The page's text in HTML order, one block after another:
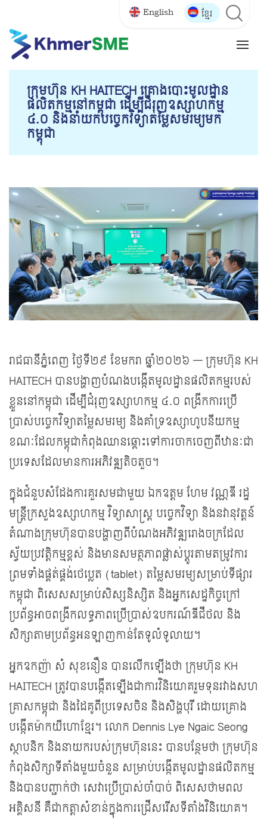
English ខ្មែរ
ក្រុមហ៊ុន KH HAITECH គ្រោងបោះមូលដ្ឋាន
ផលិតកម្មនៅកម្ពុជា ដើម្បីជំរុញឧស្សាហកម្ម
៤.០ និងនាំយកបច្ចេកវិទ្យាតម្លៃសមរម្យមក
កម្ពុជា
រាជធានីភ្នំពេញ ថ្ងៃទី២៩ ខែមករា ឆ្នាំ២០២៦ — ក្រុមហ៊ុន KH
HAITECH បានបង្ហាញបំណងបង្កើតមូលដ្ឋានផលិតកម្មរបស់
ខ្លួននៅកម្ពុជា ដើម្បីជំរុញឧស្សាហកម្ម ៤.០ ពង្រីកការប្រើ
ប្រាស់បច្ចេកវិទ្យាតម្លៃសមរម្យ និងគាំទ្រឧស្សាហូបនីយកម្ម
ខណៈដែលកម្ពុជាកំពុងឈានឆ្ពោះទៅការចាកចេញពីឋានៈជា
ប្រទេសដែលមានការអភិវឌ្ឍតិចតួច។
ក្នុងជំនួបសំដែងការគួរសមជាមួយ ឯកឧត្តម ហែម វណ្ណឌី រដ្ឋ
មន្ត្រីក្រសួងឧស្សាហកម្ម វិទ្យាសាស្ត្រ បច្ចេកវិទ្យា និងនវានុវត្តន៍
តំណាងក្រុមហ៊ុនបានបង្ហាញពីបំណងអភិវឌ្ឍរោងចក្រដែល
ស្វ័យប្រវត្តិកម្មខ្ពស់ និងមានសមត្ថភាពផ្លាស់ប្ដូរតាមតម្រូវការ
ព្រមទាំងផ្គត់ផ្គង់ថេប្លេត (tablet) តម្លៃសមរម្យសម្រាប់ទីផ្សារ
កម្ពុជា ពិសេសសម្រាប់សិស្សនិស្សិត និងអ្នកសេដ្ឋកិច្ចក្រៅ
ប្រព័ន្ធអាចពង្រីកលទ្ធភាពប្រើប្រាស់ឧបករណ៍ឌីជីថល និង
សិក្សាតាមប្រព័ន្ធអនឡាញកាន់តែទូលំទូលាយ។
អ្នកឧកញ៉ា សំ សុខនឿន បានលើកឡើងថា ក្រុមហ៊ុន KH
HAITECH ត្រូវបានបង្កើតឡើងជាការវិនិយោគរួមទុនរវាងសហ
គ្រាសកម្ពុជា និងដៃគូពីប្រទេសចិន និងសិង្ហបុរី ដោយគ្រោង
បង្កើតម៉ាកយីហោខ្មែរ។ លោក Dennis Lye Ngaic Seong
ស្ថាបនិក និងនាយករបស់ក្រុមហ៊ុននេះ បានបន្ថែមថា ក្រុមហ៊ុន
កំពុងសិក្សាទីតាំងមួយចំនួន សម្រាប់បង្កើតមូលដ្ឋានផលិតកម្ម
និងបានបញ្ជាក់ថា សេវាប្រើប្រាស់ចាំបាច់ ពិសេសថាមពល
អគ្គិសនី គឺជាកត្តាសំខាន់ក្នុងការជ្រើសរើសទីតាំងវិនិយោគ។